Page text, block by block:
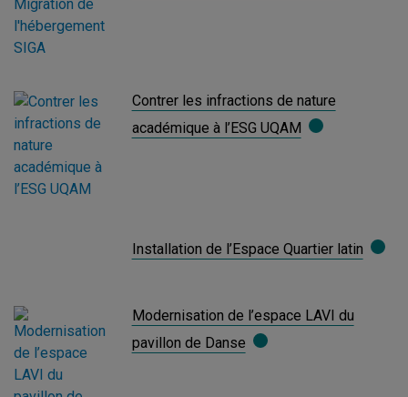
Contrer les infractions de nature
académique à l’ESG UQAM
Installation de l’Espace Quartier latin
Modernisation de l’espace LAVI du
pavillon de Danse